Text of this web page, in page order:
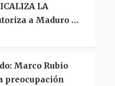
LA
a Maduro …
Marco Rubio
preocupación